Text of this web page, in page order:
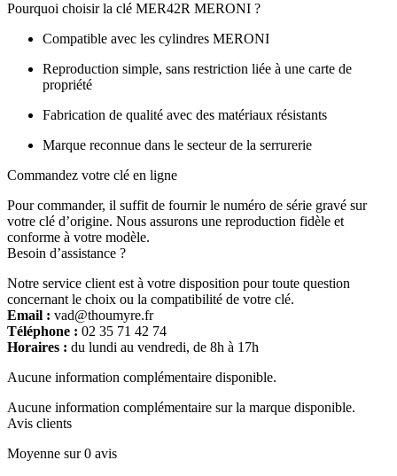
Pourquoi choisir la clé MER42R MERONI ?
Compatible avec les cylindres MERONI
Reproduction simple, sans restriction liée à une carte de
propriété
Fabrication de qualité avec des matériaux résistants
Marque reconnue dans le secteur de la serrurerie
Commandez votre clé en ligne
Pour commander, il suffit de fournir le numéro de série gravé sur
votre clé d’origine. Nous assurons une reproduction fidèle et
conforme à votre modèle.
Besoin d’assistance ?
Notre service client est à votre disposition pour toute question
concernant le choix ou la compatibilité de votre clé.
Email : vad@thoumyre.fr
Téléphone : 02 35 71 42 74
Horaires : du lundi au vendredi, de 8h à 17h
Aucune information complémentaire disponible.
Aucune information complémentaire sur la marque disponible.
Avis clients
Moyenne sur 0 avis